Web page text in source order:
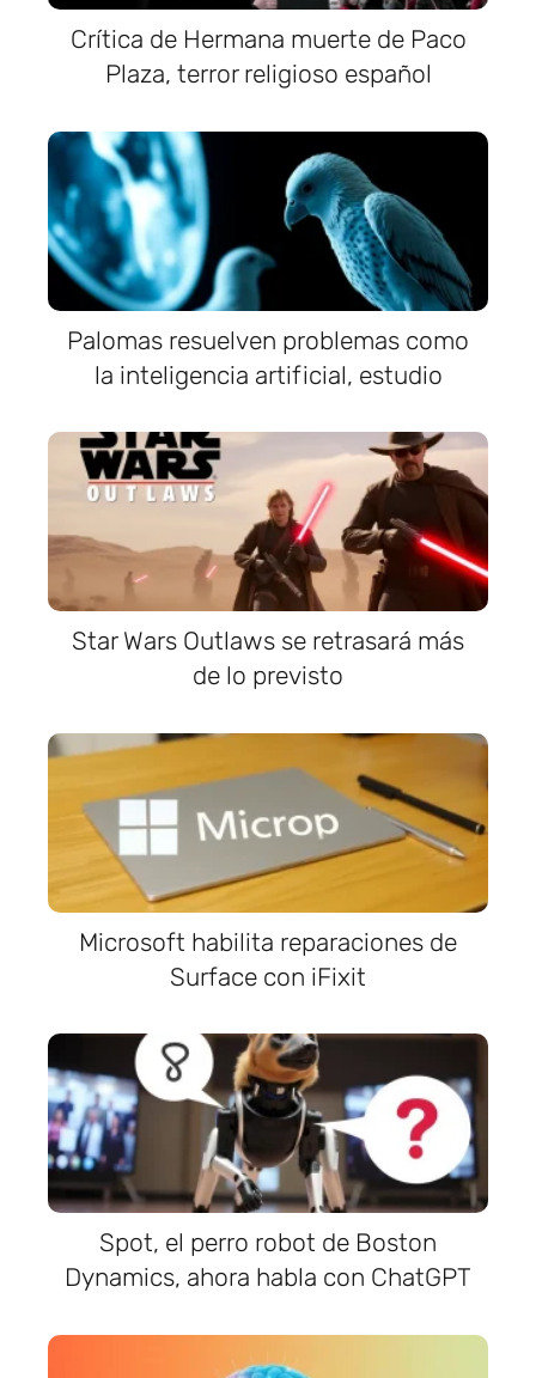
Crítica de Hermana muerte de Paco
Plaza, terror religioso español
Palomas resuelven problemas como
la inteligencia artificial, estudio
Star Wars Outlaws se retrasará más
de lo previsto
Microsoft habilita reparaciones de
Surface con iFixit
Spot, el perro robot de Boston
Dynamics, ahora habla con ChatGPT